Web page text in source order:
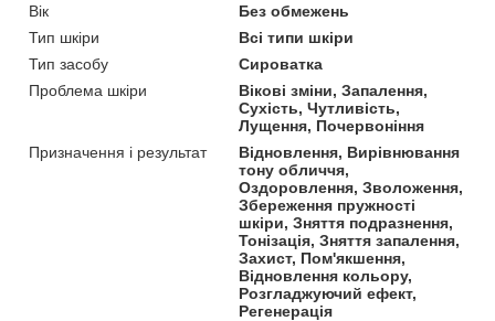
Вік
Без обмежень
Тип шкіри
Всі типи шкіри
Тип засобу
Сироватка
Проблема шкіри
Вікові зміни, Запалення,
Сухість, Чутливість,
Лущення, Почервоніння
Призначення і результат
Відновлення, Вирівнювання
тону обличчя,
Оздоровлення, Зволоження,
Збереження пружності
шкіри, Зняття подразнення,
Тонізація, Зняття запалення,
Захист, Пом'якшення,
Відновлення кольору,
Розгладжуючий ефект,
Регенерація